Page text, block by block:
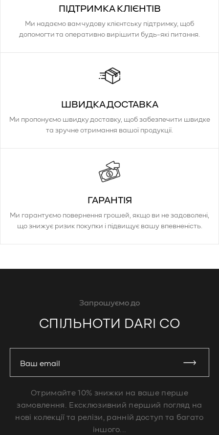
ПІДТРИМКА КЛІЄНТІВ
Ми надаємо вам чудову клієнтську підтримку, щоб
допомогти та оперативно вирішити будь-які питання.
ШВИДКА ДОСТАВКА
Ми пропонуємо швидку доставку, щоб забезпечити швидке
та зручне отримання вашої продукції.
ГАРАНТІЯ
Ми гарантуємо повернення грошей, якщо ви не задоволені,
що знижує ризик покупки і підвищує вашу впевненість.
Запрошуємо до
СПІЛЬНОТИ DARI CO
Ваш email
Отримайте 10% знижки на ваше перше
замовлення. Ексклюзивний перший погляд на
нові колекції та релізи, ранній доступ та багато
іншого...